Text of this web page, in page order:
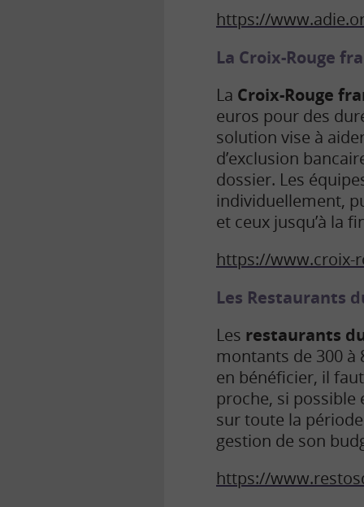
https://
La Croix-Rouge
La Croix-Rouge
euros pour des
solution vise à
d’exclusion
dossier. Les
individuellement,
et ceux jusqu’à la
https://www.croix-
Les Restaurants
Les restaurants
montants de 300 à
en bénéficier, il
proche, si possible
sur toute la
gestion de son
https://